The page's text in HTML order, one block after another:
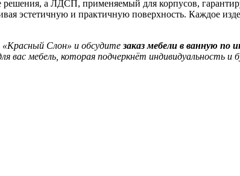
а ЛДСП, применяемый для корпусов,
эстетичную и практичную поверхность. Каждое
Слон» и обсудите заказ мебели в ванную по
мебель, которая подчеркнёт индивидуальность и